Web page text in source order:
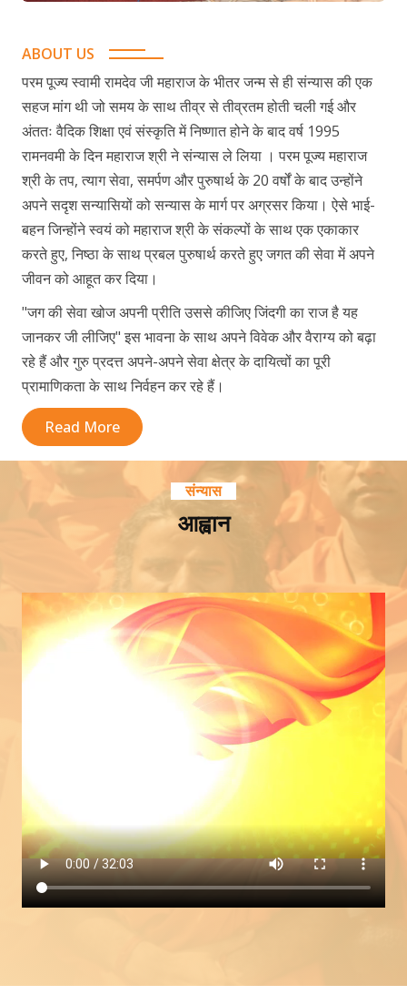
ABOUT US
परम पूज्य स्वामी रामदेव जी महाराज के भीतर जन्म से ही संन्यास की एक
सहज मांग थी जो समय के साथ तीव्र से तीव्रतम होती चली गई और
अंततः वैदिक शिक्षा एवं संस्कृति में निष्णात होने के बाद वर्ष 1995
रामनवमी के दिन महाराज श्री ने संन्यास ले लिया । परम पूज्य महाराज
श्री के तप, त्याग सेवा, समर्पण और पुरुषार्थ के 20 वर्षों के बाद उन्होंने
अपने सदृश सन्यासियों को सन्यास के मार्ग पर अग्रसर किया। ऐसे भाई-
बहन जिन्होंने स्वयं को महाराज श्री के संकल्पों के साथ एक एकाकार
करते हुए, निष्ठा के साथ प्रबल पुरुषार्थ करते हुए जगत की सेवा में अपने
जीवन को आहूत कर दिया।
"जग की सेवा खोज अपनी प्रीति उससे कीजिए जिंदगी का राज है यह
जानकर जी लीजिए" इस भावना के साथ अपने विवेक और वैराग्य को बढ़ा
रहे हैं और गुरु प्रदत्त अपने-अपने सेवा क्षेत्र के दायित्वों का पूरी
प्रामाणिकता के साथ निर्वहन कर रहे हैं।
Read More
संन्यास
आह्वान